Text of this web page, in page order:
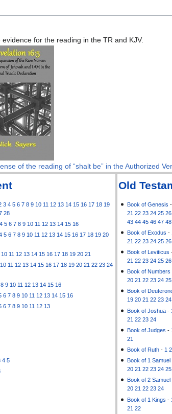
for the reading in the TR and KJV.
of the reading of “shalt be” in the Authorized
Old
Book of Genesis -
21 22 23 24 25 26
43 44 45 46 47 48
Book of Exodus -
21 22 23 24 25 26
Book of Leviticus
21 22 23 24 25 26
Book of Numbers
20 21 22 23 24 25
Book of
19 20 21 22 23 24
Book of Joshua -
21 22 23 24
Book of Judges -
21
Book of Ruth - 1 2
Book of 1 Samuel
20 21 22 23 24 25
Book of 2 Samuel
20 21 22 23 24
Book of 1 Kings -
21 22
3 4 5 6 7 8 9 10 11 12 13 14 15 16 17 18 19
28
4 5 6 7 8 9 10 11 12 13 14 15 16
5 6 7 8 9 10 11 12 13 14 15 16 17 18 19 20
10 11 12 13 14 15 16 17 18 19 20 21
10 11 12 13 14 15 16 17 18 19 20 21 22 23 24
8 9 10 11 12 13 14 15 16
6 7 8 9 10 11 12 13 14 15 16
6 7 8 9 10 11 12 13
4 5